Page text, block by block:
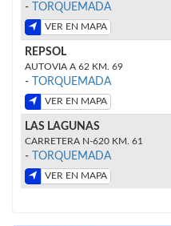
- TORQUEMADA
VER EN MAPA
REPSOL
AUTOVIA A 62 KM. 69
- TORQUEMADA
VER EN MAPA
LAS LAGUNAS
CARRETERA N-620 KM. 61
- TORQUEMADA
VER EN MAPA